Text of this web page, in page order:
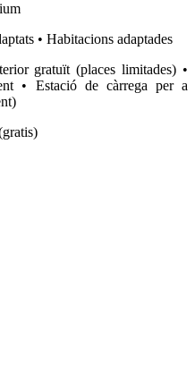
• Habitacions adaptades
gratuït (places limitades) •
• Estació de càrrega per a